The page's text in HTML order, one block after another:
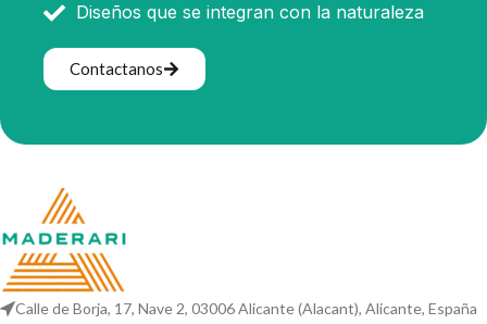
Diseños que se integran con la naturaleza
Contactanos
Calle de Borja, 17, Nave 2, 03006 Alicante (Alacant), Alicante, España